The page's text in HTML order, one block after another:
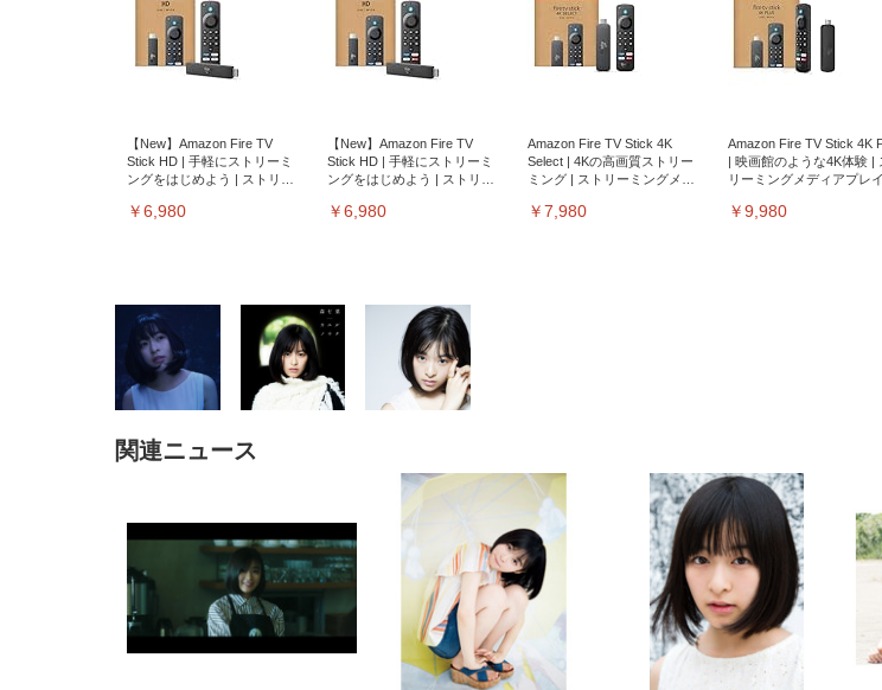
【New】Amazon Fire TV
Stick HD | 手軽にストリーミ
ングをはじめよう | ストリー
￥6,980
【New】Amazon Fire TV
Stick HD | 手軽にストリーミ
ングをはじめよう | ストリー
￥6,980
Amazon Fire TV Stick 4K
Select | 4Kの高画質ストリー
ミング | ストリーミングメデ
￥7,980
Amazon Fire TV Stick 4K
| 映画館のような4K体験 |
リーミングメディアプレイ
￥9,980
上げ式アームレスト コンパク
ト 約105度ロッキング pc 事務
椅子 360度回転 座面昇降 強化
ナイロン樹脂ベース 通気性メ
ッシュ 在宅ワーク H-
WY01(黒網+黒枠+黒足)
SIHOO B100 オフィスチェア
ア 人間工学 疲れない ブラッ
ク
￥27,999
Sezlife オフィスチェア デスク
チェア 疲れない テレワーク
チェア 強化バックレスト 30
度ロッキング機能 人間工学 椅
子 腰サポート 90度跳ね上げ
式アームレスト 3Dヘッドレス
ト ハンガー付き 高反発クッシ
ョン PCチェア 通気性メッシ
ュ ゲーミング/勉強/事務用 お
しゃれ パソコンチェア (ブラ
ック)
￥7,680
Sezlife オフィスチェア デ
チェア 疲れない テレワー
チェア 強化バックレスト
ロッキング機能 人間工学
腰サポート 90度跳ね上げ
ームレスト 3Dヘッドレス
ハンガー付き 高反発クッ
ン PCチェア 通気性メッシ
ゲーミング/勉強/事務用
ゃれ パソコンチェア (ホ
￥7,680
￥105,595
EIZO ビジネス向けプレミア
ムモニター | FlexScan
EV2740X-WT | 27.0型4K
UHD・USB Type-C・ホワイ
ト
￥109,572
【純正品】27"ゲーミングモ
ニター DualSense 充電フッ
ク付き（CFI-ZDM1J）
￥49,979
【整備済み品】Dell
E2724HS 27インチ 液晶モ
ニター フル
HD（1920×1080）VA 非光
沢 HDMI/DisplayPort/VGA
スピーカー内蔵 高さ調整 ス
イベル VESA対応
ComfortView ビジネス向け
￥15,800
捨て 無香料 ホワイト 300枚
Amazonベーシック ペットシ
枚) ホワイト(吸収面:ライトブ
ルー)
￥3,234
ネオ・ルーライフ ネオ・オム
ツ L 中型犬用 26枚入り 単品
￥1,800
Smart Basic(スマートベー
ック) 【Amazon.co.jp限定
Smart Basic アイリスオ
ペットシーツ 超厚型 お徳
ワイド 100枚入 (x 1) (ケー
販売)
￥3,670
関連ニュース